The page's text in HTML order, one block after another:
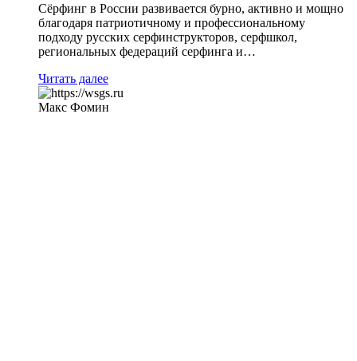
Сёрфинг в России развивается бурно, активно и мощно
благодаря патриотичному и профессиональному
подходу русских серфинструкторов, серфшкол,
региональных федераций серфинга и…
Читать далее
Макс Фомин